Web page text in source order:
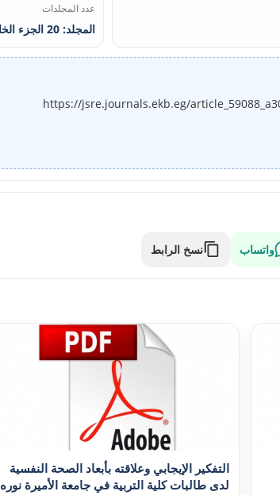
عدد المجلدات
المجلد: 20 الجزء الخامس
https://jsre.journals.ekb.eg/
واتساب نسخ الرابط
التفکير الإيجابي وعلاقته بأبعاد الصحة النفسية
لدى طالبات کلية التربية في جامعة الأميرة نوره